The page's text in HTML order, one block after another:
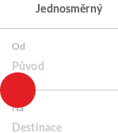
Jednosměrný
Od
Původ
Na
Destinace